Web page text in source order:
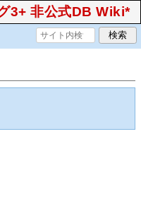
3+ 非公式DB Wiki*